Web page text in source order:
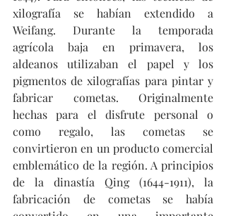
xilografía se habían extendido a
Weifang. Durante la temporada
agrícola baja en primavera, los
aldeanos utilizaban el papel y los
pigmentos de xilografías para pintar y
fabricar cometas. Originalmente
hechas para el disfrute personal o
como regalo, las cometas se
convirtieron en un producto comercial
emblemático de la región. A principios
de la dinastía Qing (1644-1911), la
fabricación de cometas se había